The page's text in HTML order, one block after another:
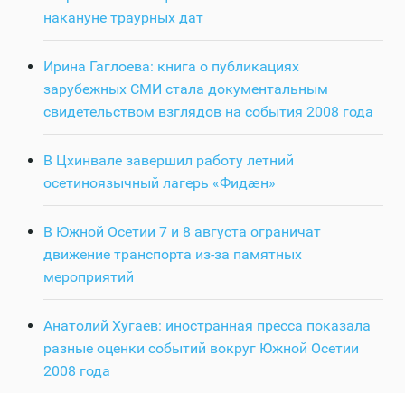
накануне траурных дат
Ирина Гаглоева: книга о публикациях
зарубежных СМИ стала документальным
свидетельством взглядов на события 2008 года
В Цхинвале завершил работу летний
осетиноязычный лагерь «Фидӕн»
В Южной Осетии 7 и 8 августа ограничат
движение транспорта из-за памятных
мероприятий
Анатолий Хугаев: иностранная пресса показала
разные оценки событий вокруг Южной Осетии
2008 года